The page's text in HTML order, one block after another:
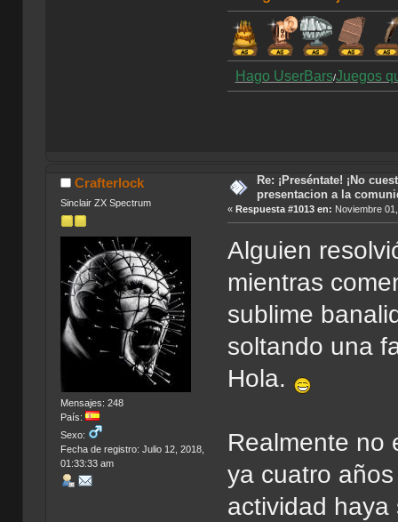
Hago UserBars/Juegos
Crafterlock
Sinclair ZX Spectrum
Mensajes: 248
País:
Sexo:
Fecha de registro: Julio 12, 2018,
01:33:33 am
Re: ¡Preséntate! ¡No
presentacion a la
«Respuesta #1013 en: Noviembre
Alguien
mientras
sublime
soltando una
Hola.
Realmente no
ya cuatro
actividad